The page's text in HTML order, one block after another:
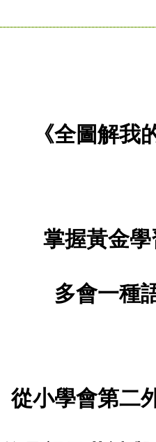
《全圖解
掌握黃金
多會一種
從小學會第二